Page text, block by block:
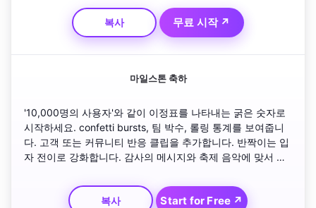
들에게 오늘 시도해 보라고 촉구합니다.
복사
무료 시작 ↗
마일스톤 축하
'10,000명의 사용자'와 같이 이정표를 나타내는 굵은 숫자로
시작하세요. confetti bursts, 팀 박수, 롤링 통계를 보여줍니
다. 고객 또는 커뮤니티 반응 클립을 추가합니다. 반짝이는 입
자 전이로 강화합니다. 감사의 메시지와 축제 음악에 맞서 브
복사 Start for Free ↗